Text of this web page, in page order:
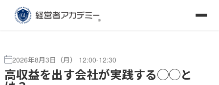
2026年8月3日（月） 12:00-12:30
高収益を出す会社が実践する◯◯と